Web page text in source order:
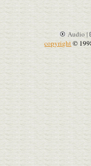
Audio |
copyright©